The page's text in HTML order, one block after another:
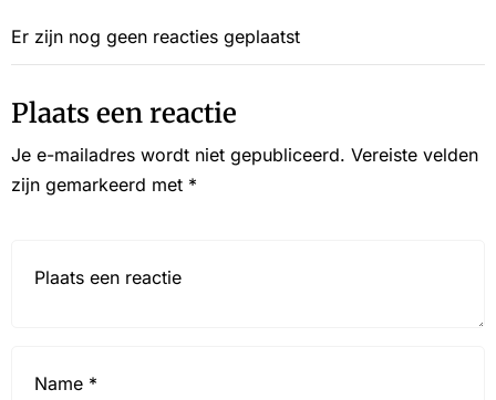
Er zijn nog geen reacties geplaatst
Plaats een reactie
Je e-mailadres wordt niet gepubliceerd. Vereiste velden
zijn gemarkeerd met *